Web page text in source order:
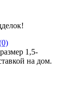
1,5-
на дом.